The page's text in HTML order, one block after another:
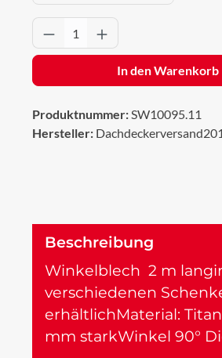
Produkt Anzahl: Gib
In den Warenkorb
Produktnummer:SW10095.11
Hersteller:
Beschreibung
Winkelblech 2 m
verschiedenen
erhältlichMaterial:
mm starkWinkel 90°